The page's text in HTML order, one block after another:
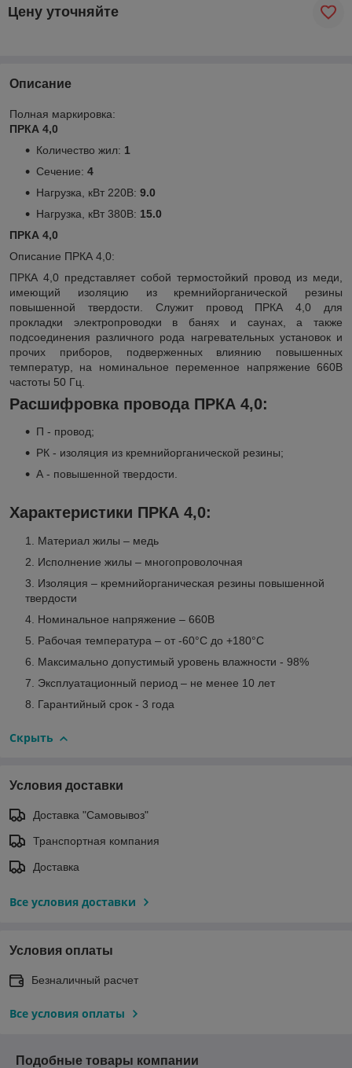
Цену уточняйте
Описание
Полная маркировка:
ПРКА 4,0
Количество жил: 1
Сечение: 4
Нагрузка, кВт 220В: 9.0
Нагрузка, кВт 380В: 15.0
ПРКА 4,0
Описание ПРКА 4,0:
ПРКА 4,0 представляет собой термостойкий провод из меди,
имеющий изоляцию из кремнийорганической резины
повышенной твердости. Служит провод ПРКА 4,0 для
прокладки электропроводки в банях и саунах, а также
подсоединения различного рода нагревательных установок и
прочих приборов, подверженных влиянию повышенных
температур, на номинальное переменное напряжение 660В
частоты 50 Гц.
Расшифровка провода ПРКА 4,0:
П - провод;
РК - изоляция из кремнийорганической резины;
А - повышенной твердости.
Характеристики ПРКА 4,0:
Материал жилы – медь
Исполнение жилы – многопроволочная
Изоляция – кремнийорганическая резины повышенной
твердости
Номинальное напряжение – 660В
Рабочая температура – от -60°C до +180°C
Максимально допустимый уровень влажности - 98%
Эксплуатационный период – не менее 10 лет
Гарантийный срок - 3 года
Скрыть
Условия доставки
Доставка "Самовывоз"
Транспортная компания
Доставка
Все условия доставки
Условия оплаты
Безналичный расчет
Все условия оплаты
Подобные товары компании